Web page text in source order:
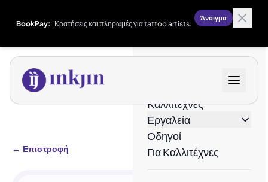
BookPay: Κρατήσεις και πληρωμές για tattoo artists.
Άνοιγμα
Καλλιτέχνες
Εργαλεία
Οδηγοί
Για Καλλιτέχνες
← Επιστροφή